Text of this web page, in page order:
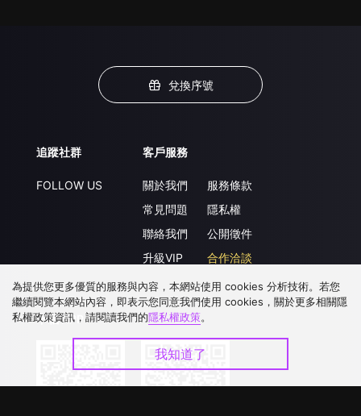
兌換序號
追蹤社群
FOLLOW US
客戶服務
關於我們
常見問題
聯絡我們
升級VIP
服務條款
隱私權
公開徵件
合作洽談
下載 APP
為提供您更多優質的服務與內容，本網站使用 cookies 分析技術。若您
繼續閱覽本網站內容，即表示您同意我們使用 cookies，關於更多相關隱
私權政策資訊，請閱讀我們的隱私權政策。
我知道了